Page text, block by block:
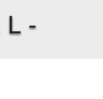
L -